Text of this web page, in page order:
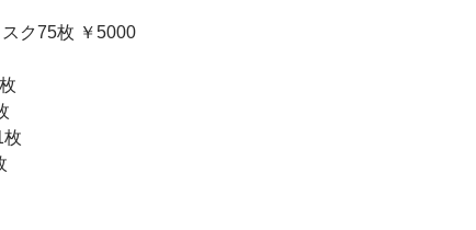
ク75枚 ￥5000